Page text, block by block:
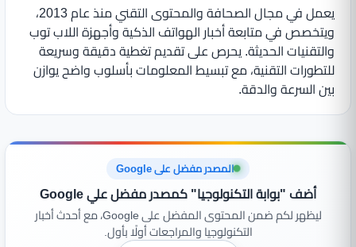
يعمل في مجال الصحافة والمحتوى التقني منذ عام 2013،
ويتخصص في متابعة أخبار الهواتف الذكية وأجهزة اللاب توب
والتقنيات الحديثة. يحرص على تقديم تغطية دقيقة وسريعة
للتطورات التقنية، مع تبسيط المعلومات بأسلوب واضح يوازن
بين السرعة والدقة.
المصدر مفضل على Google
أضف "بوابة التكنولوجيا" كمصدر مفضل علي Google
ليظهر لكم ضمن المحتوى المفضل على Google، مع أحدث أخبار
التكنولوجيا والمراجعات أولًا بأول.